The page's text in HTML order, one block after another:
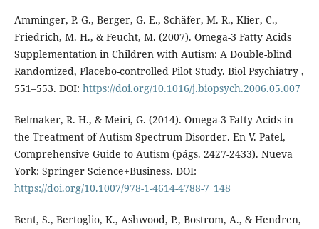
Amminger, P. G., Berger, G. E., Schäfer, M. R., Klier, C.,
Friedrich, M. H., & Feucht, M. (2007). Omega-3 Fatty Acids
Supplementation in Children with Autism: A Double-blind
Randomized, Placebo-controlled Pilot Study. Biol Psychiatry ,
551–553. DOI: https://doi.org/10.1016/j.biopsych.2006.05.007
Belmaker, R. H., & Meiri, G. (2014). Omega-3 Fatty Acids in
the Treatment of Autism Spectrum Disorder. En V. Patel,
Comprehensive Guide to Autism (págs. 2427-2433). Nueva
York: Springer Science+Business. DOI:
https://doi.org/10.1007/978-1-4614-4788-7_148
Bent, S., Bertoglio, K., Ashwood, P., Bostrom, A., & Hendren,